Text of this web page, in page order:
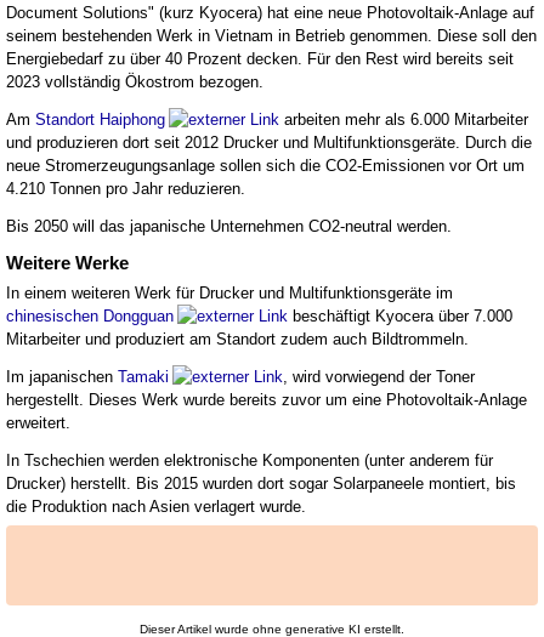
Document Solutions" (kurz Kyocera) hat eine neue Photovoltaik-Anlage auf
seinem bestehenden Werk in Vietnam in Betrieb genommen. Diese soll den
Energiebedarf zu über 40 Prozent decken. Für den Rest wird bereits seit
2023 vollständig Ökostrom bezogen.
Am Standort Haiphong
arbeiten mehr als 6.000 Mitarbeiter
und produzieren dort seit 2012 Drucker und Multifunktionsgeräte. Durch die
neue Stromerzeugungsanlage sollen sich die CO2-Emissionen vor Ort um
4.210 Tonnen pro Jahr reduzieren.
Bis 2050 will das japanische Unternehmen CO2-neutral werden.
Weitere Werke
In einem weiteren Werk für Drucker und Multifunktionsgeräte im
chinesischen Dongguan
beschäftigt Kyocera über 7.000
Mitarbeiter und produziert am Standort zudem auch Bildtrommeln.
Im japanischen Tamaki
, wird vorwiegend der Toner
hergestellt. Dieses Werk wurde bereits zuvor um eine Photovoltaik-Anlage
erweitert.
In Tschechien werden elektronische Komponenten (unter anderem für
Drucker) herstellt. Bis 2015 wurden dort sogar Solarpaneele montiert, bis
die Produktion nach Asien verlagert wurde.
Dieser Artikel wurde ohne generative KI erstellt.